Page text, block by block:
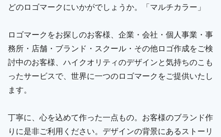
どのロゴマークにいかがでしょうか。「マルチカラー」
ロゴマークをお探しのお客様、企業・会社・個人事業・事
務所・店舗・ブランド・スクール・その他ロゴ作成をご検
討中のお客様、ハイクオリティのデザインと気持ちのこも
ったサービスで、世界に一つのロゴマークをご提供いたし
ます。
丁寧に、心を込めて作った一点もの。お客様のブランド作
りに是非ご利用ください。デザインの背景にあるストーリ